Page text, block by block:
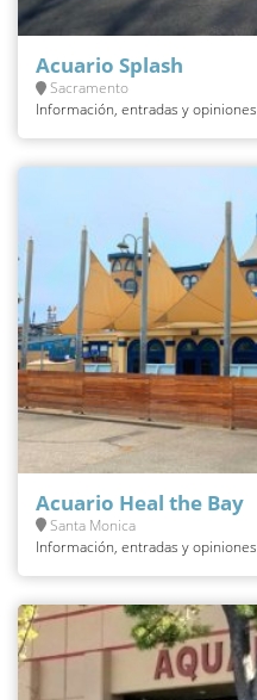
Acuario Splash
Sacramento
Información, entradas y opiniones
Acuario Heal the Bay
Santa Monica
Información, entradas y opiniones